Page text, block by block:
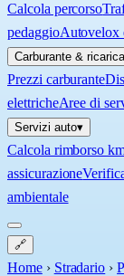
Calcola percorso
pedaggioAutovelox
Carburante & ricarica
Prezzi carburante
elettricheAree di
Servizi auto▾
Calcola rimborso
assicurazione
ambientale
🔗
Home › Stradario ›